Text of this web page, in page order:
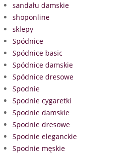
sandału damskie
shoponline
sklepy
Spódnice
Spódnice basic
Spódnice damskie
Spódnice dresowe
Spodnie
Spodnie cygaretki
Spodnie damskie
Spodnie dresowe
Spodnie eleganckie
Spodnie męskie